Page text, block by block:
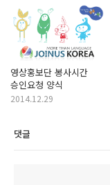
영상홍보단 봉사시간
승인요청 양식
2014.12.29
댓글